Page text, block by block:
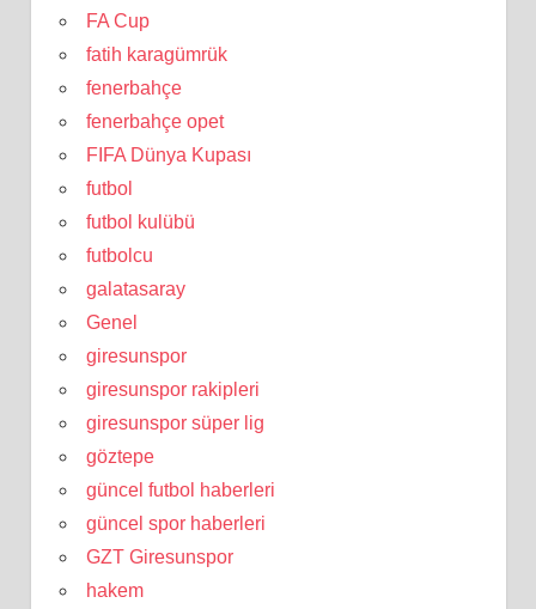
FA Cup
fatih karagümrük
fenerbahçe
fenerbahçe opet
FIFA Dünya Kupası
futbol
futbol kulübü
futbolcu
galatasaray
Genel
giresunspor
giresunspor rakipleri
giresunspor süper lig
göztepe
güncel futbol haberleri
güncel spor haberleri
GZT Giresunspor
hakem